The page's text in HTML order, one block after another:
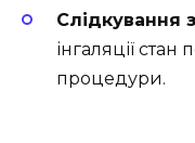
Слідкування
інгаляції
процедури.